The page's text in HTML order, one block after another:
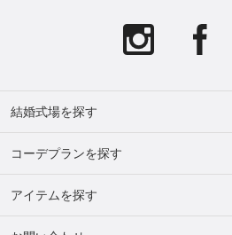
結婚式場を探す
コーデプランを探す
アイテムを探す